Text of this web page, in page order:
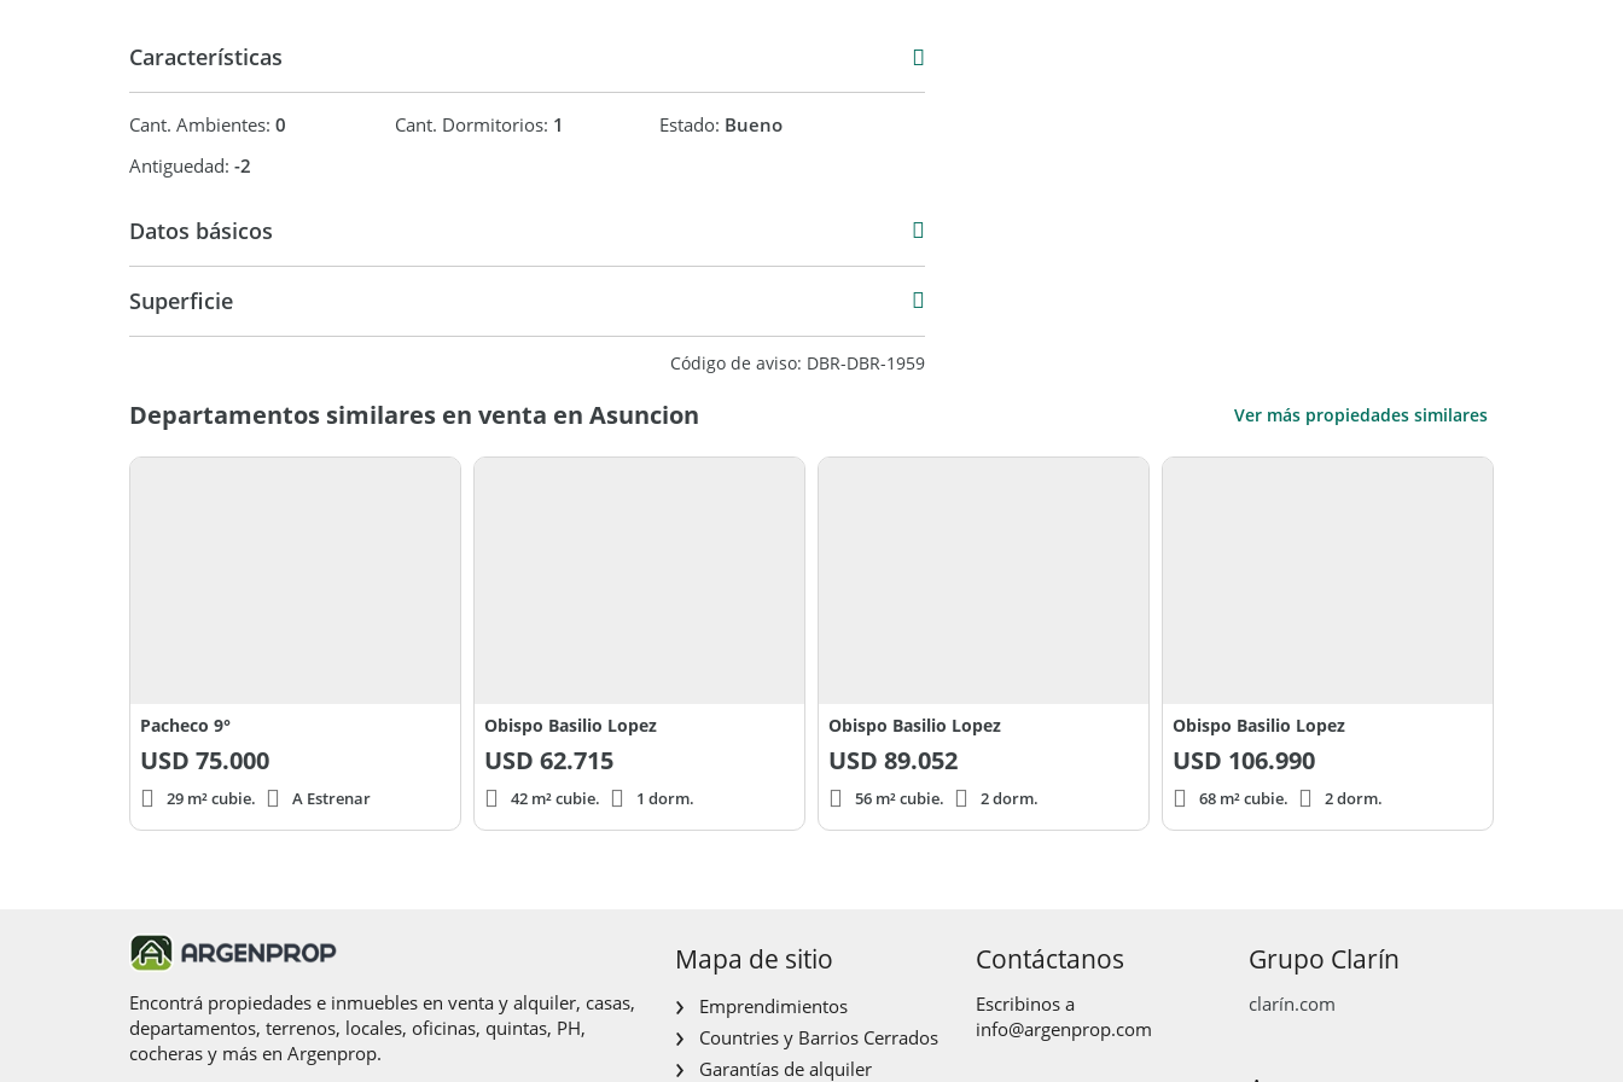
Características
Cant. Ambientes: 0 Cant. Dormitorios: 1 Estado: Bueno
Antiguedad: -2
Datos básicos
Superficie
Código de aviso: DBR-DBR-1959
Departamentos similares en venta en Asuncion Ver más propiedades similares
Pacheco 9°
USD 75.000
29 m² cubie. A Estrenar
Obispo Basilio Lopez
USD 62.715
42 m² cubie. 1 dorm.
Obispo Basilio Lopez
USD 89.052
56 m² cubie. 2 dorm.
Obispo Basilio Lopez
USD 106.990
68 m² cubie. 2 dorm.
Encontrá propiedades e inmuebles en venta y alquiler, casas,
departamentos, terrenos, locales, oficinas, quintas, PH,
cocheras y más en Argenprop.
Mapa de sitio
Emprendimientos
Countries y Barrios Cerrados
Garantías de alquiler
Contáctanos
Escribinos a
info@argenprop.com
Grupo Clarín
clarín.com